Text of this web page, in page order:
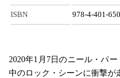
ISBN 978-4-401-
2020年1月7日のニール・パ
中のロック・シーンに衝撃が